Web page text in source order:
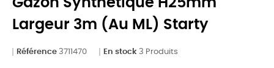
Largeur 3m (au ML) Starty
Référence 3711470 En stock 3 Produits